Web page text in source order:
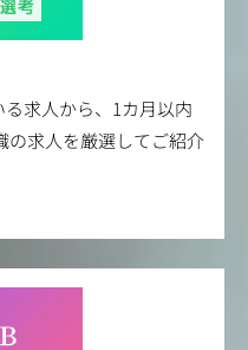
求人から、1カ月以内
の求人を厳選してご紹介